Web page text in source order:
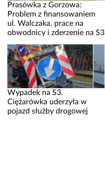
Prasówka z Gorzowa:
Problem z finansowaniem
ul. Walczaka, prace na
obwodnicy i zderzenie na S3
Wypadek na S3.
Ciężarówka uderzyła w
pojazd służby drogowej